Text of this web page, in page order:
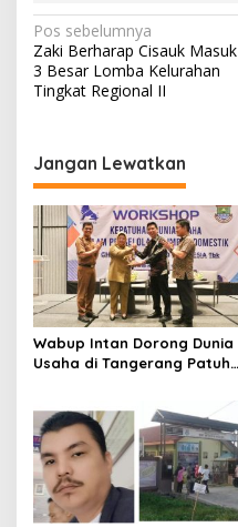
n
t
e
n
N
a
v
g
a
s
i
p
o
s
Pos sebelumnya
Zaki Berharap Cisauk Masuk
3 Besar Lomba Kelurahan
Tingkat Regional II
Jangan Lewatkan
Wabup Intan Dorong Dunia
Usaha di Tangerang Patuh